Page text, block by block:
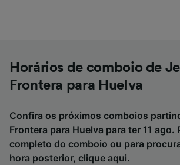
Horários de comboio de
Frontera para Huelva
Confira os próximos comboios
Frontera para Huelva para ter 11 ago.
completo do comboio ou para
hora posterior, clique aqui.